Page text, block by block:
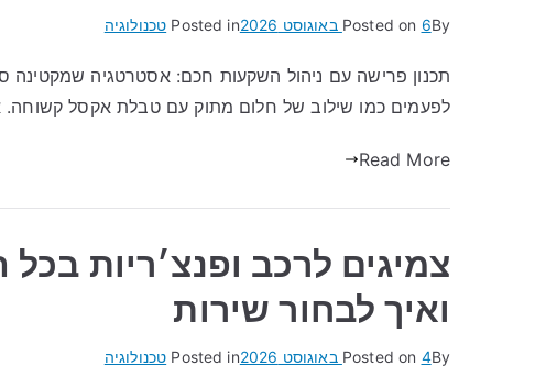
By
Posted on 6 באוגוסט 2026 Posted in טכנולוגיה
תכנון פרישה עם ניהול השקעות חכם: אסטרטגיה שמקטינה
לפעמים כמו שילוב של חלום מתוק עם טבלת אקסל
Read More
צמיגים לרכב ופנצ׳ריות
ואיך לבחור שירות
By
Posted on 4 באוגוסט 2026 Posted in טכנולוגיה